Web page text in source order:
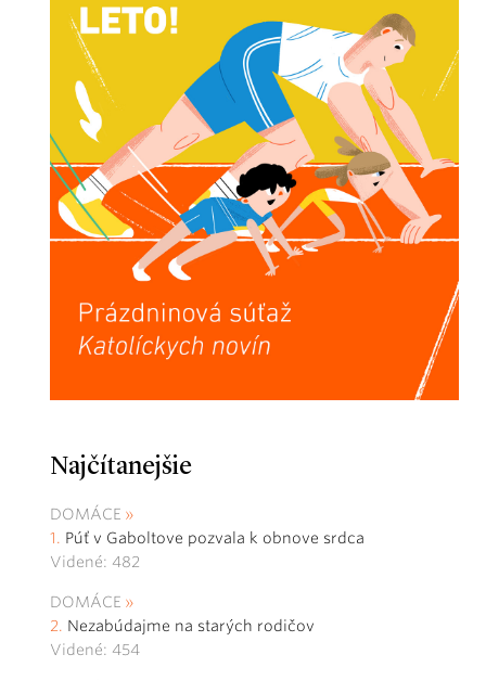
Najčítanejšie
DOMÁCE
Púť v Gaboltove pozvala k obnove srdca
Videné: 482
DOMÁCE
Nezabúdajme na starých rodičov
Videné: 454